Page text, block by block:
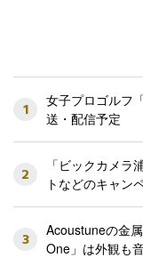
1
女子プロゴルフ
送・配信予定
2
「ビックカメ
トなどのキャン
3
Acoustuneの金
One」は外観も